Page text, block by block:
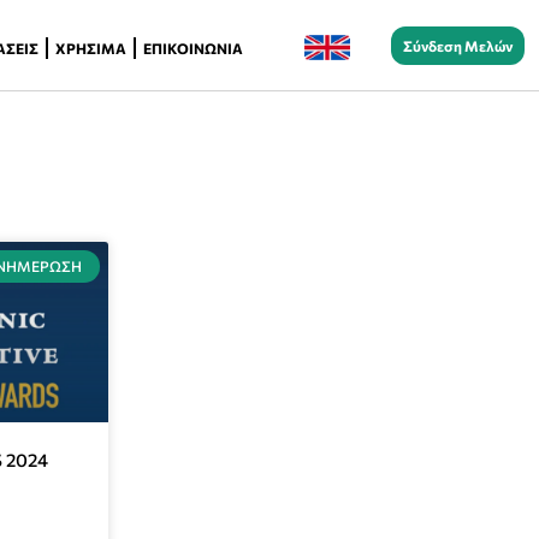
ΧΡΉΣΙΜΑ ΕΠΙΚΟΙΝΩΝΊΑ Σύνδεση Μελών
2024